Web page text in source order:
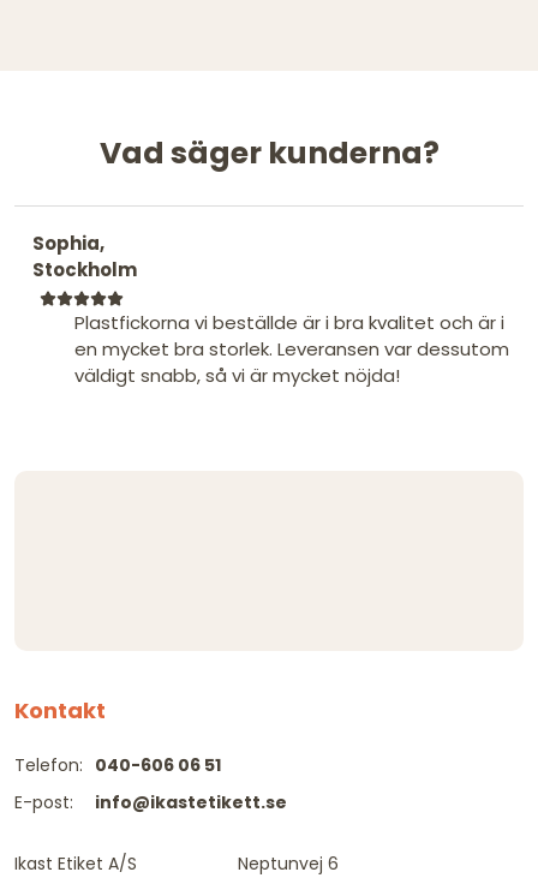
Vad säger kunderna?
Sophia,
Stockholm
Plastfickorna vi beställde är i bra kvalitet och är i
en mycket bra storlek. Leveransen var dessutom
väldigt snabb, så vi är mycket nöjda!
Kontakt
Telefon:
E-post:
040-606 06 51
info@ikastetikett.se
Ikast Etiket A/S
Neptunvej 6